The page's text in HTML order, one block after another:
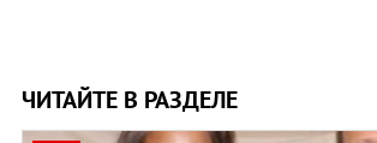
ЧИТАЙТЕ В РАЗДЕЛЕ